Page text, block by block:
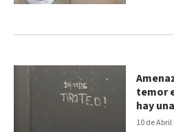
10 de Abril
temor
hay